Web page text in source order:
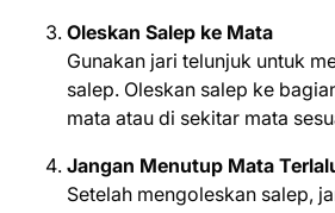
Oleskan Salep ke Mata
Gunakan jari telunjuk untuk
salep. Oleskan salep ke
mata atau di sekitar mata
Jangan Menutup Mata
Setelah mengoleskan salep,